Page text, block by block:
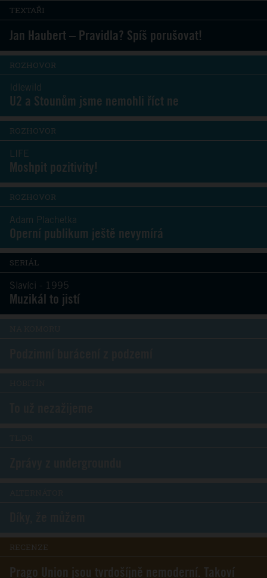
TEXTAŘI
Jan Haubert – Pravidla? Spíš porušovat!
ROZHOVOR
Idlewild
U2 a Stounům jsme nemohli říct ne
ROZHOVOR
LIFE
Moshpit pozitivity!
ROZHOVOR
Adam Plachetka
Operní publikum ještě nevymírá
SERIÁL
Slavíci - 1995
Muzikál to jistí
RECENZE
Prago Union jsou tvrdošíjně nemoderní. Takoví